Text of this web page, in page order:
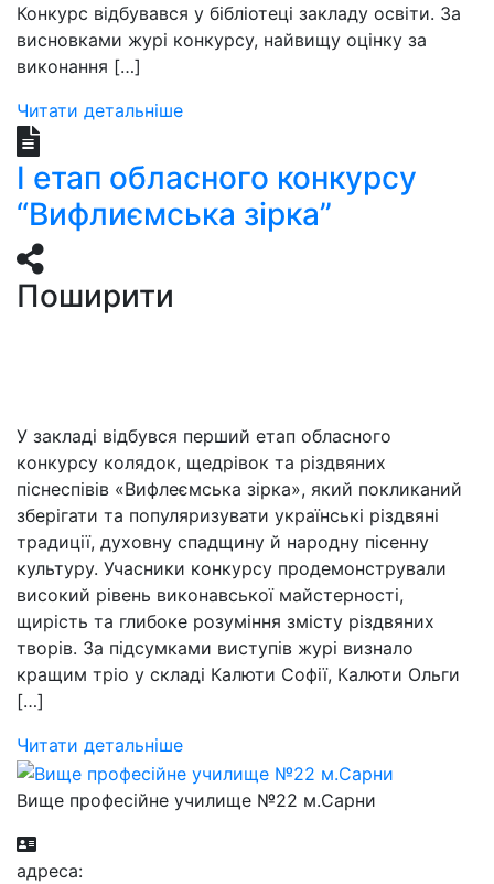
Конкурс відбувався у бібліотеці закладу освіти. За
висновками журі конкурсу, найвищу оцінку за
виконання […]
Читати детальніше
І етап обласного конкурсу
“Вифлиємська зірка”
Поширити
У закладі відбувся перший етап обласного
конкурсу колядок, щедрівок та різдвяних
піснеспівів «Вифлеємська зірка», який покликаний
зберігати та популяризувати українські різдвяні
традиції, духовну спадщину й народну пісенну
культуру. Учасники конкурсу продемонстрували
високий рівень виконавської майстерності,
щирість та глибоке розуміння змісту різдвяних
творів. За підсумками виступів журі визнало
кращим тріо у складі Калюти Софії, Калюти Ольги
[…]
Читати детальніше
Вище професійне училище №22 м.Сарни
aдресa: